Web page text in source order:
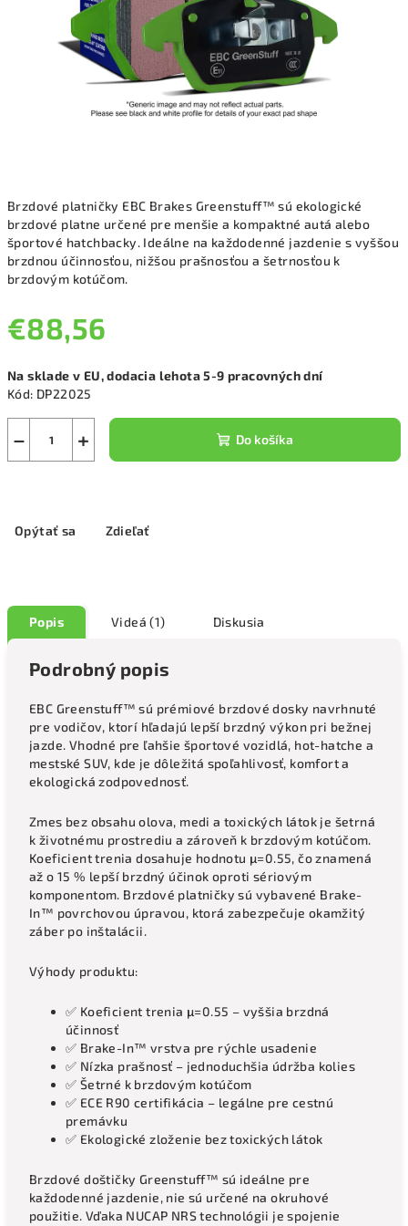
Brzdové platničky EBC Brakes Greenstuff™ sú ekologické
brzdové platne určené pre menšie a kompaktné autá alebo
športové hatchbacky. Ideálne na každodenné jazdenie s vyššou
brzdnou účinnosťou, nižšou prašnosťou a šetrnosťou k
brzdovým kotúčom.
€88,56
cena:
Na sklade v EU, dodacia lehota 5-9 pracovných dní
Kód: DP22025
+
− Do košíka
Opýtať sa Zdieľať
Popis Videá (1) Diskusia
Podrobný popis
EBC Greenstuff™ sú prémiové brzdové dosky navrhnuté
pre vodičov, ktorí hľadajú lepší brzdný výkon pri bežnej
jazde. Vhodné pre ľahšie športové vozidlá, hot-hatche a
mestské SUV, kde je dôležitá spoľahlivosť, komfort a
ekologická zodpovednosť.
Zmes bez obsahu olova, medi a toxických látok je šetrná
k životnému prostrediu a zároveň k brzdovým kotúčom.
Koeficient trenia dosahuje hodnotu μ=0.55, čo znamená
až o 15 % lepší brzdný účinok oproti sériovým
komponentom. Brzdové platničky sú vybavené Brake-
In™ povrchovou úpravou, ktorá zabezpečuje okamžitý
záber po inštalácii.
Výhody produktu:
✅ Koeficient trenia μ=0.55 – vyššia brzdná
účinnosť
✅ Brake-In™ vrstva pre rýchle usadenie
✅ Nízka prašnosť – jednoduchšia údržba kolies
✅ Šetrné k brzdovým kotúčom
✅ ECE R90 certifikácia – legálne pre cestnú
premávku
✅ Ekologické zloženie bez toxických látok
Brzdové doštičky Greenstuff™ sú ideálne pre
každodenné jazdenie, nie sú určené na okruhové
použitie. Vďaka NUCAP NRS technológii je spojenie